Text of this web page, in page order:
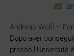
Andreas Wölfl –
Dopo aver
presso l’Università